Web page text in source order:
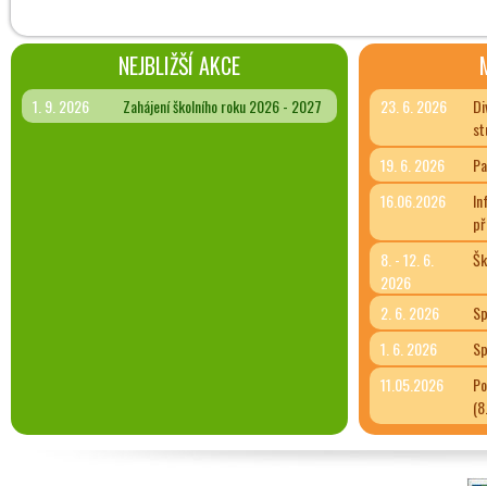
NEJBLIŽŠÍ AKCE
1. 9. 2026 Zahájení školního roku 2026 - 2027 23. 6. 2026
19. 6. 2026
16.06.2026
8. - 12. 6.
2026
2. 6. 2026
1. 6. 2026
11.05.2026